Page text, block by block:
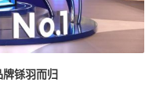
铩羽而归